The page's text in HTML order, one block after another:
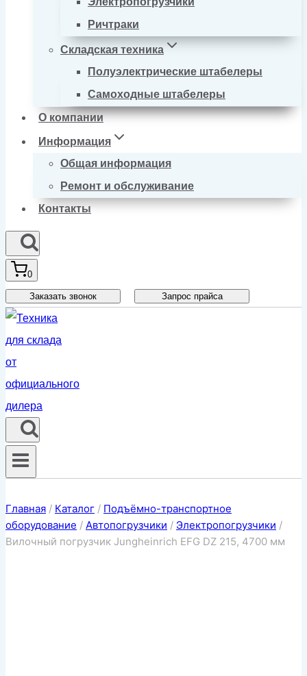
Ричтраки
Складская техника
Полуэлектрические штабелеры
Самоходные штабелеры
О компании
Информация
Общая информация
Ремонт и обслуживание
Контакты
0
Заказать звонок Запрос прайса
Главная / Каталог / Подъёмно-транспортное
оборудование / Автопогрузчики / Электропогрузчики /
Вилочный погрузчик Jungheinrich EFG DZ 215, 4700 мм